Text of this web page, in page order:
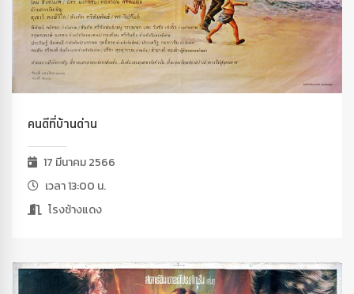
คนดีที่บ้านด่าน
17 มีนาคม 2566
เวลา 13:00 น.
โรงช้างแดง